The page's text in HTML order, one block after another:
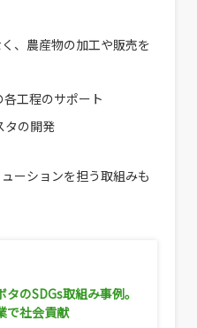
、農産物の加工や販売を
工程のサポート
タの開発
ーションを担う取組みも
のSDGs取組み事例。
で社会貢献